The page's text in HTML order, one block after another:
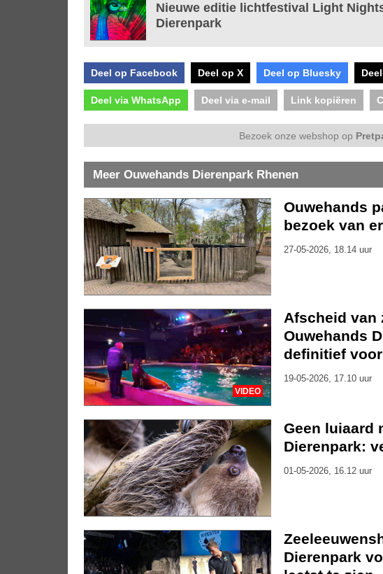
Nieuwe editie lichtfestival Light
Dierenpark
Deel op Facebook Deel op X Deel op Bluesky
Deel via WhatsApp Deel via e-mail Link kopiëren
Bezoek onze webshop op
Meer Ouwehands Dierenpark Rhenen
Ouwehands
bezoek van
27-05-2026, 18.14 uur
VIDEO
Afscheid van
Ouwehands
definitief
19-05-2026, 17.10 uur
Geen luiaard
Dierenpark:
01-05-2026, 16.12 uur
Dierenpark